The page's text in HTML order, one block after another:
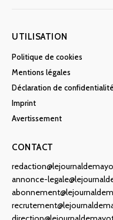
UTILISATION
Politique de cookies
Mentions légales
Déclaration de
Imprint
Avertissement
CONTACT
annonce-